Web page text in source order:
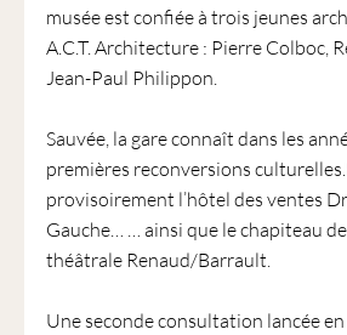
musée est confiée à trois jeunes
A.C.T. Architecture : Pierre Colboc,
Jean-Paul Philippon.
Sauvée, la gare connaît dans les
premières reconversions
provisoirement l’hôtel des ventes
Gauche… … ainsi que le chapiteau
théâtrale Renaud/Barrault.
Une seconde consultation lancée